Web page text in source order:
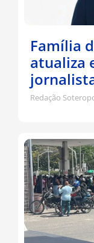
Família
atualiza
Redação